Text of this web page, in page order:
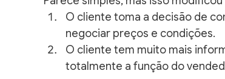
O cliente toma a decisão de
negociar preços e condições.
O cliente tem muito mais
totalmente a função do